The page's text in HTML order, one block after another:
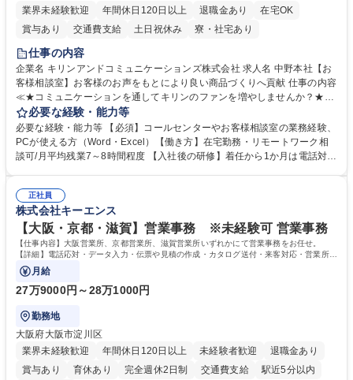
業界未経験歓迎
年間休日120日以上 退職金あり
在宅OK
賞与あり
交通費支給 土日祝休み 寮・社宅あり
仕事の内容
企業名 キリンアンドコミュニケーションズ株式会社 求人名 中野本社【お
客様相談室】お客様のお声をもとにより良い商品づくりへ貢献 仕事の内容
≪★コミュニケーションを通してキリンのファンを増やしませんか？★≫
お客様のお声をより良い商品づくりに活かしていく上で、窓口となるお客
様相談室でのお仕事です。 日々お客様からいただくキリングループへのご
意見を、企業活動に活かしています。お客様からの声に迅速かつ誠意をも
って対応、情報提供するとともにグループ内活動に反映しています。 【具
平均100件前後■メール・手紙：同上40件前後 募集職種 中野本社【お客様
相談室】お客様のお声をもとにより良い商品づくりへ貢献
必要な経験・能力等
必要な経験・能力等 【必須】コールセンターやお客様相談室の業務経験、
PCが使える方（Word・Excel）【働き方】在宅勤務・リモートワーク相
談可/月平均残業7～8時間程度 【入社後の研修】着任から1か月は電話対応
すのでご安心ください。 【当社について】キリングループの広報機能を担
う会社として、お客様との出会いを大切にし、磨き上げたホスピタリティ
を込めてコミュニケーションをとりながら広報関連業務を行っておりま
す。 学歴・資格 学歴：大学院 大学 高専 短大 専修学校 高校 語学力： 資
格：
正社員
株式会社キーエンス
【大阪・京都・滋賀】営業事務 ※未経験可 営業事務
【仕事内容】大阪営業所、京都営業所、滋賀営業所いずれかにて営業事務をお任せ。
【詳細】電話応対・データ入力・伝票や見積の作成・カタログ送付・来客対応・営業所内
で発生する事務業務や業務改善をお任せ。
月給
27万9000円～28万1000円
勤務地
大阪府大阪市淀川区
業界未経験歓迎
年間休日120日以上 未経験者歓迎
退職金あり
賞与あり
育休あり 完全週休2日制 交通費支給 駅近5分以内